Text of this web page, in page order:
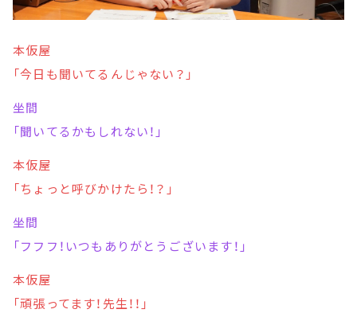
本仮屋
「今日も聞いてるんじゃない？」
坐間
「聞いてるかもしれない！」
本仮屋
「ちょっと呼びかけたら！？」
坐間
「フフフ！いつもありがとうございます！」
本仮屋
「頑張ってます！先生！！」